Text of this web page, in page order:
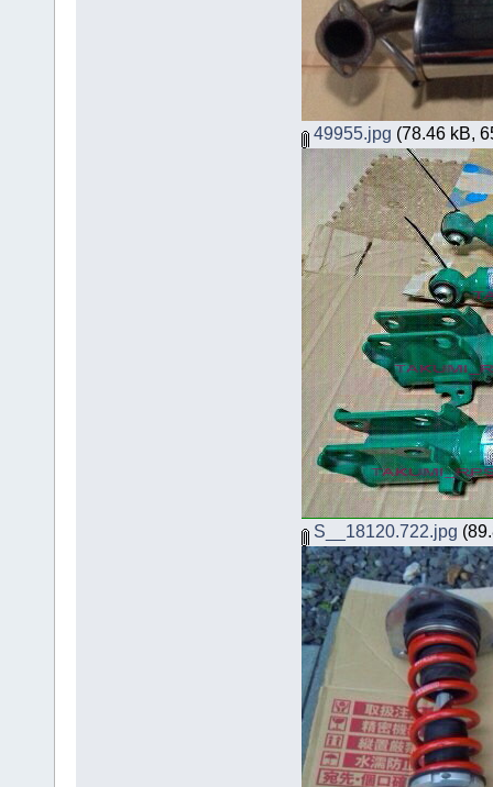
49955.jpg (78.46 kB,
S__18120.722.jpg